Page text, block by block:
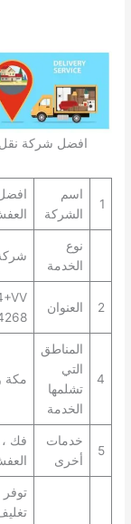
افضل شركة
1
اسم
الشركة
نوع
الخدمة
2 العنوان
24268، المملكة
4
المناطق
التي
تشلمها
الخدمة
مكة
5
خدمات
أخرى
فك ،